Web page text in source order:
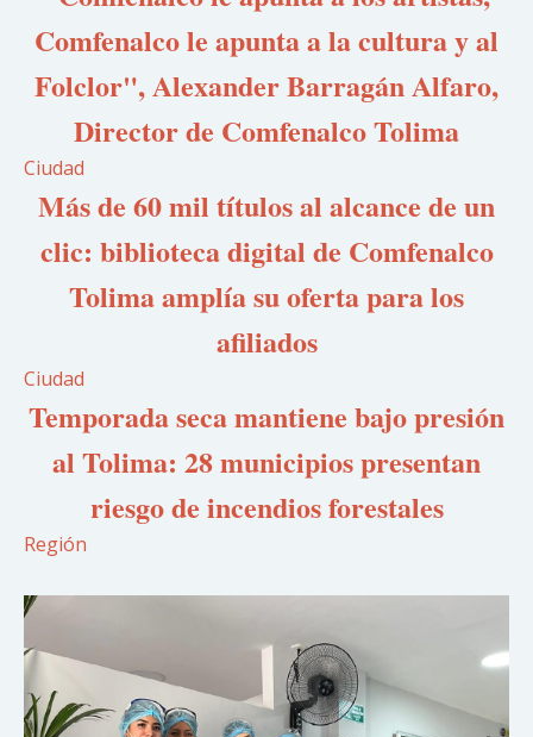
Comfenalco le apunta a la cultura y al
Folclor", Alexander Barragán Alfaro,
Director de Comfenalco Tolima
Ciudad
Más de 60 mil títulos al alcance de un
clic: biblioteca digital de Comfenalco
Tolima amplía su oferta para los
afiliados
Ciudad
Temporada seca mantiene bajo presión
al Tolima: 28 municipios presentan
riesgo de incendios forestales
Región